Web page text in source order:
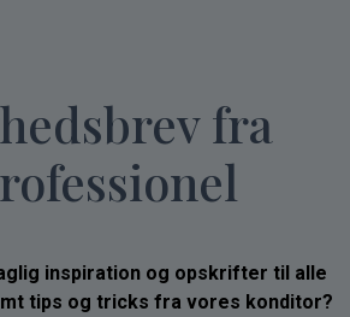
fra
inspiration og opskrifter til alle
tips og tricks fra vores konditor?